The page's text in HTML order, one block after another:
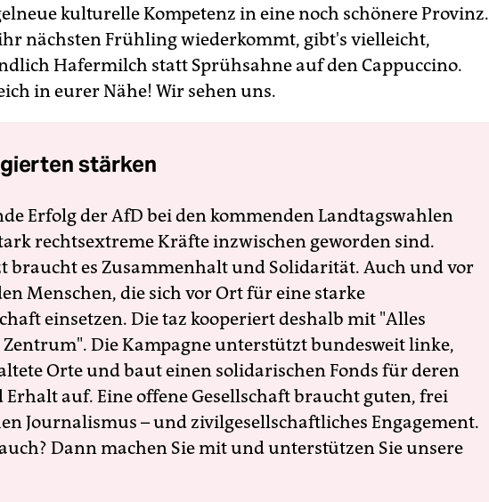
kulturelle Kompetenz in eine noch schönere Provinz.
nächsten Frühling wiederkommt, gibt's vielleicht,
Hafermilch statt Sprühsahne auf den Cappuccino.
in eurer Nähe! Wir sehen uns.
stärken
Erfolg der AfD bei den kommenden Landtagswahlen
rechtsextreme Kräfte inzwischen geworden sind.
braucht es Zusammenhalt und Solidarität. Auch und vor
Menschen, die sich vor Ort für eine starke
einsetzen. Die taz kooperiert deshalb mit "Alles
Die Kampagne unterstützt bundesweit linke,
Orte und baut einen solidarischen Fonds für deren
Erhalt auf. Eine offene Gesellschaft braucht guten, frei
Journalismus – und zivilgesellschaftliches Engagement.
Dann machen Sie mit und unterstützen Sie unsere